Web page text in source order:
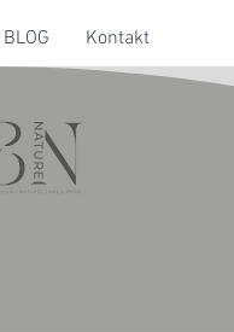
BLOG Kontakt